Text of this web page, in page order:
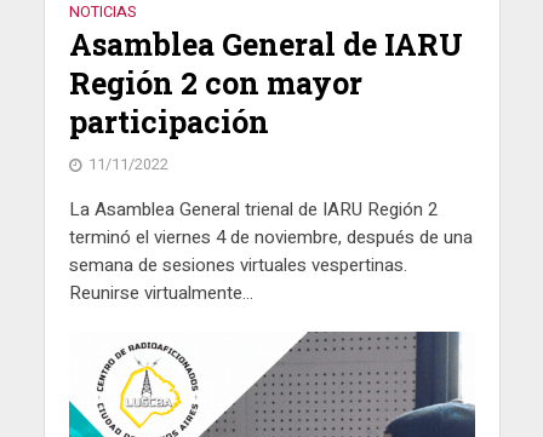
NOTICIAS
Asamblea General de IARU
Región 2 con mayor
participación
11/11/2022
La Asamblea General trienal de IARU Región 2
terminó el viernes 4 de noviembre, después de una
semana de sesiones virtuales vespertinas.
Reunirse virtualmente...